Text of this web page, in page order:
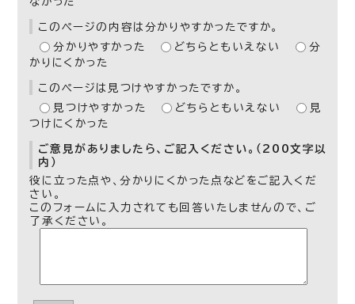
このページの内容は分かりやすかったですか。
分かりやすかった
どちらともいえない
分
かりにくかった
このページは見つけやすかったですか。
見つけやすかった
どちらともいえない
見
つけにくかった
ご意見がありましたら、ご記入ください。（200文字以
内）
役に立った点や、分かりにくかった点などをご記入くだ
さい。
このフォームに入力されても回答いたしませんので、ご
了承ください。